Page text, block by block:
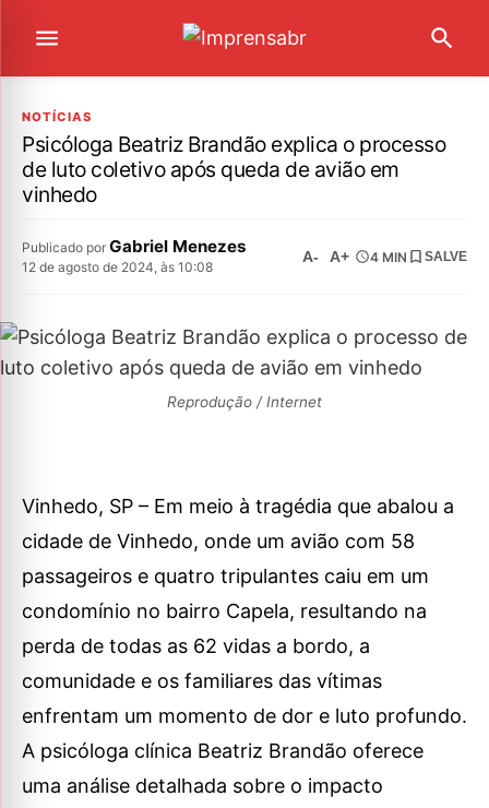
NOTÍCIAS
Psicóloga Beatriz Brandão explica o processo
de luto coletivo após queda de avião em
vinhedo
Publicado por Gabriel Menezes
12 de agosto de 2024, às 10:08
A- A+ 4 MIN SALVE
Reprodução / Internet
Vinhedo, SP – Em meio à tragédia que abalou a
cidade de Vinhedo, onde um avião com 58
passageiros e quatro tripulantes caiu em um
condomínio no bairro Capela, resultando na
perda de todas as 62 vidas a bordo, a
comunidade e os familiares das vítimas
enfrentam um momento de dor e luto profundo.
A psicóloga clínica Beatriz Brandão oferece
uma análise detalhada sobre o impacto